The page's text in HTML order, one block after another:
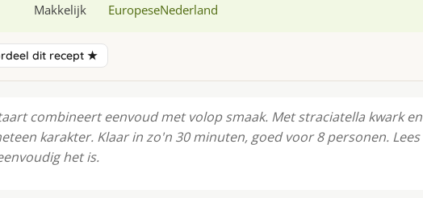
Makkelijk EuropeseNederland
dit recept ★
combineert eenvoud met volop smaak. Met straciatella kwark en
karakter. Klaar in zo'n 30 minuten, goed voor 8 personen. Lees
het is.